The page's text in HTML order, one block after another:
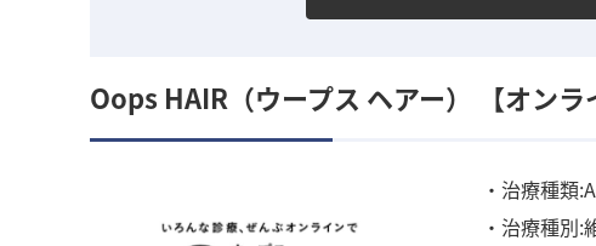
Oops HAIR（ウープス ヘアー） 【オンラ
・治療種類
・治療種別